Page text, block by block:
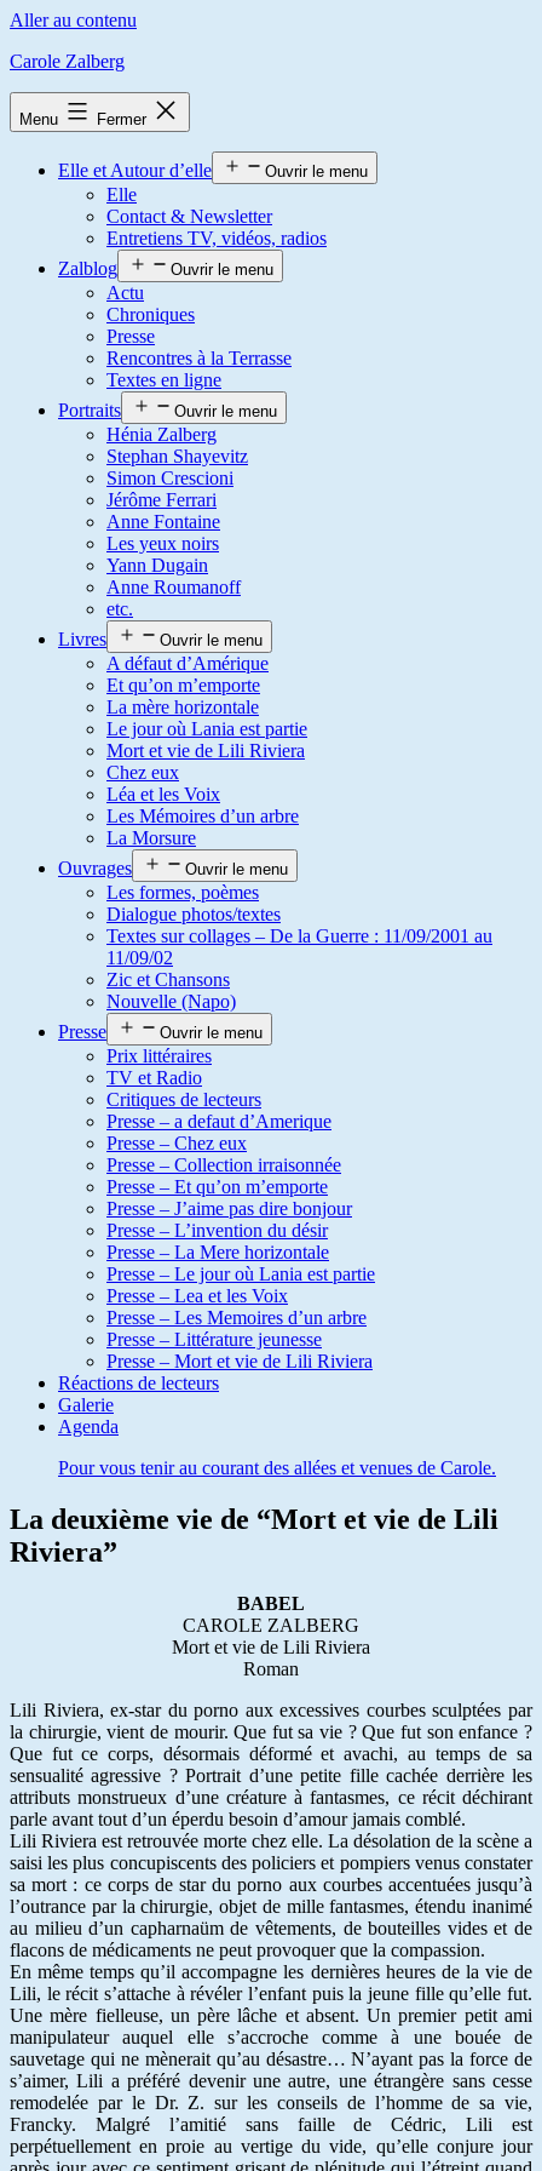
Aller au contenu
Carole Zalberg
Menu Fermer
Elle et Autour d’elle Ouvrir le menu
Elle
Contact & Newsletter
Entretiens TV, vidéos, radios
Zalblog
Ouvrir le menu
Actu
Chroniques
Presse
Rencontres à la Terrasse
Textes en ligne
Portraits
Ouvrir le menu
Hénia Zalberg
Stephan Shayevitz
Simon Crescioni
Jérôme Ferrari
Anne Fontaine
Les yeux noirs
Yann Dugain
Anne Roumanoff
etc.
Livres
Ouvrir le menu
A défaut d’Amérique
Et qu’on m’emporte
La mère horizontale
Le jour où Lania est partie
Mort et vie de Lili Riviera
Chez eux
Léa et les Voix
Les Mémoires d’un arbre
La Morsure
Ouvrages
Ouvrir le menu
Les formes, poèmes
Dialogue photos/textes
Textes sur collages – De la Guerre : 11/09/2001 au
11/09/02
Zic et Chansons
Nouvelle (Napo)
Presse
Ouvrir le menu
Prix littéraires
TV et Radio
Critiques de lecteurs
Presse – a defaut d’Amerique
Presse – Chez eux
Presse – Collection irraisonnée
Presse – Et qu’on m’emporte
Presse – J’aime pas dire bonjour
Presse – L’invention du désir
Presse – La Mere horizontale
Presse – Le jour où Lania est partie
Presse – Lea et les Voix
Presse – Les Memoires d’un arbre
Presse – Littérature jeunesse
Presse – Mort et vie de Lili Riviera
Réactions de lecteurs
Galerie
Agenda
Pour vous tenir au courant des allées et venues de Carole.
La deuxième vie de “Mort et vie de Lili
Riviera”
BABEL
CAROLE ZALBERG
Mort et vie de Lili Riviera
Roman
Lili Riviera, ex-star du porno aux excessives courbes sculptées par
la chirurgie, vient de mourir. Que fut sa vie ? Que fut son enfance ?
Que fut ce corps, désormais déformé et avachi, au temps de sa
sensualité agressive ? Portrait d’une petite fille cachée derrière les
attributs monstrueux d’une créature à fantasmes, ce récit déchirant
parle avant tout d’un éperdu besoin d’amour jamais comblé.
Lili Riviera est retrouvée morte chez elle. La désolation de la scène a
saisi les plus concupiscents des policiers et pompiers venus constater
sa mort : ce corps de star du porno aux courbes accentuées jusqu’à
l’outrance par la chirurgie, objet de mille fantasmes, étendu inanimé
au milieu d’un capharnaüm de vêtements, de bouteilles vides et de
flacons de médicaments ne peut provoquer que la compassion.
En même temps qu’il accompagne les dernières heures de la vie de
Lili, le récit s’attache à révéler l’enfant puis la jeune fille qu’elle fut.
Une mère fielleuse, un père lâche et absent. Un premier petit ami
manipulateur auquel elle s’accroche comme à une bouée de
sauvetage qui ne mènerait qu’au désastre… N’ayant pas la force de
s’aimer, Lili a préféré devenir une autre, une étrangère sans cesse
remodelée par le Dr. Z. sur les conseils de l’homme de sa vie,
Francky. Malgré l’amitié sans faille de Cédric, Lili est
perpétuellement en proie au vertige du vide, qu’elle conjure jour